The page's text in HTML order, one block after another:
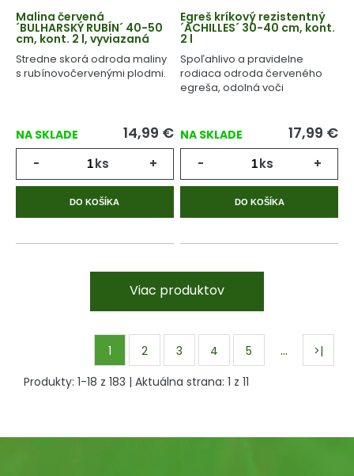
Malina červená
´BULHARSKÝ RUBÍN´ 40-50
cm, kont. 2 l, vyviazaná
Stredne skorá odroda maliny
s rubínovočervenými plodmi.
NA SKLADE 14,99 €
- ks +
DO KOŠÍKA
Egreš kríkový rezistentný
´ACHILLES´ 30-40 cm, kont.
2 l
Spoľahlivo a pravidelne
rodiaca odroda červeného
egreša, odolná voči
NA SKLADE 17,99 €
- ks +
DO KOŠÍKA
Viac produktov
1 2 3 4 5 …
>|
Produkty: 1-18 z 183 | Aktuálna strana: 1 z 11